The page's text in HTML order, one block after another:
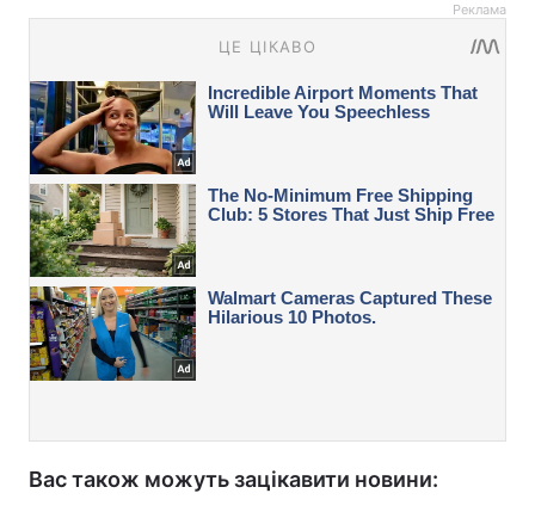
Реклама
Вас також можуть зацікавити новини: